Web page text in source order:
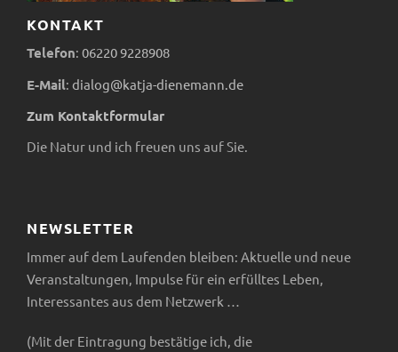
KONTAKT
Telefon: 062209228908
E-Mail: dialog@katja-dienemann.de
Zum Kontaktformular
Die Natur und ich freuen uns auf Sie.
NEWSLETTER
Immer auf dem Laufenden bleiben: Aktuelle und neue
Veranstaltungen, Impulse für ein erfülltes Leben,
Interessantes aus dem Netzwerk …
(Mit der Eintragung bestätige ich, die